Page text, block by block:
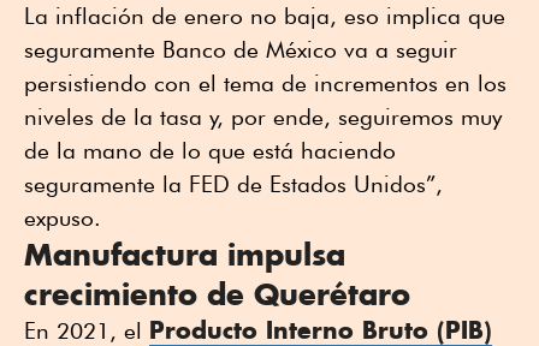
La inflación de enero no baja, eso implica que
seguramente Banco de México va a seguir
persistiendo con el tema de incrementos en los
niveles de la tasa y, por ende, seguiremos muy
de la mano de lo que está haciendo
seguramente la FED de Estados Unidos”,
expuso.
Manufactura impulsa
crecimiento de Querétaro
En 2021, el Producto Interno Bruto (PIB)